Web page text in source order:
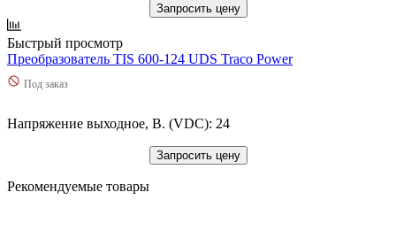
Запросить цену
Быстрый просмотр
Преобразователь TIS 600-124 UDS Traco Power
Под заказ
Напряжение выходное, В. (VDC): 24
Запросить цену
Рекомендуемые товары